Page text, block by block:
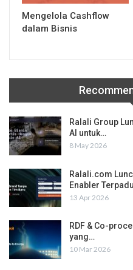
Mengelola Cashflow
dalam Bisnis
Ralali Group
AI untuk…
8 May 2026
Ralali.com
Enabler
13 Apr 2026
RDF & Co-
yang…
10 Mar 2026